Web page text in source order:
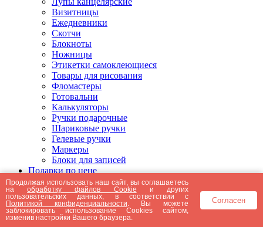
Визитницы
Ежедневники
Скотчи
Блокноты
Ножницы
Этикетки самоклеющиеся
Товары для рисования
Фломастеры
Готовальни
Калькуляторы
Ручки подарочные
Шариковые ручки
Гелевые ручки
Маркеры
Блоки для записей
Подарки по цене
Подарки от 5000 рублей
Подарки до 5000 рублей
Подарки до 3000 рублей
Подарки до 2000 рублей
Подарки до 1000 рублей
Продолжая использовать наш сайт, вы соглашаетесь
наобработку файлов Cookie и других
пользовательских данных, в соответствии с
Политикой конфиденциальности . Вы можете
заблокировать использование Cookies сайтом,
изменив настройки Вашего браузера.
Согласен